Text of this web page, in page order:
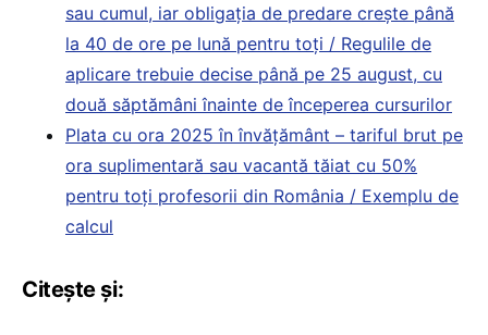
sau cumul, iar obligația de predare crește până
la 40 de ore pe lună pentru toți / Regulile de
aplicare trebuie decise până pe 25 august, cu
două săptămâni înainte de începerea cursurilor
Plata cu ora 2025 în învățământ – tariful brut pe
ora suplimentară sau vacantă tăiat cu 50%
pentru toți profesorii din România / Exemplu de
calcul
Citește și: